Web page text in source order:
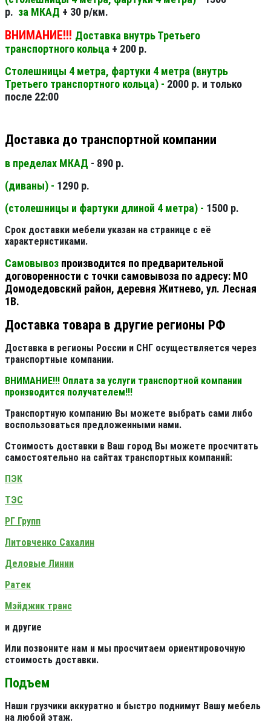
р. за МКАД + 30 р/км.
ВНИМАНИЕ!!! Доставка внутрь Третьего
транспортного кольца + 200 р.
Столешницы 4 метра, фартуки 4 метра (внутрь
Третьего транспортного кольца) - 2000 р. и только
после 22:00
Доставка до транспортной компании
в пределах МКАД - 890 р.
(диваны) - 1290 р.
(столешницы и фартуки длиной 4 метра) - 1500 р.
Срок доставки мебели указан на странице с её
характеристиками.
Самовывоз производится по предварительной
договоренности с точки самовывоза по адресу: МО
Домодедовский район, деревня Житнево, ул. Лесная
1В.
Доставка товара в другие регионы РФ
Доставка в регионы России и СНГ осуществляется через
транспортные компании.
ВНИМАНИЕ!!! Оплата за услуги транспортной компании
производится получателем!!!
Транспортную компанию Вы можете выбрать сами либо
воспользоваться предложенными нами.
Стоимость доставки в Ваш город Вы можете просчитать
самостоятельно на сайтах транспортных компаний:
ПЭК
ТЭС
РГ Групп
Литовченко Сахалин
Деловые Линии
Ратек
Мэйджик транс
и другие
Или позвоните нам и мы просчитаем ориентировочную
стоимость доставки.
Подъем
Наши грузчики аккуратно и быстро поднимут Вашу мебель
на любой этаж.